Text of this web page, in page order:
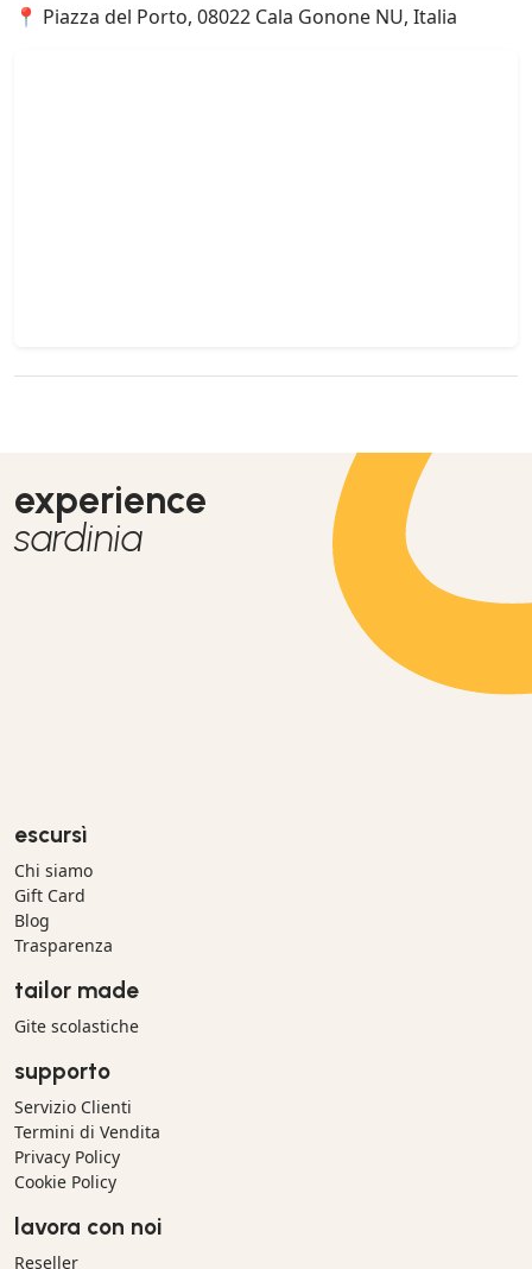
📍 Piazza del Porto, 08022 Cala Gonone NU, Italia
experience
sardinia
escursì
Chi siamo
Gift Card
Blog
Trasparenza
tailor made
Gite scolastiche
supporto
Servizio Clienti
Termini di Vendita
Privacy Policy
Cookie Policy
lavora con noi
Reseller